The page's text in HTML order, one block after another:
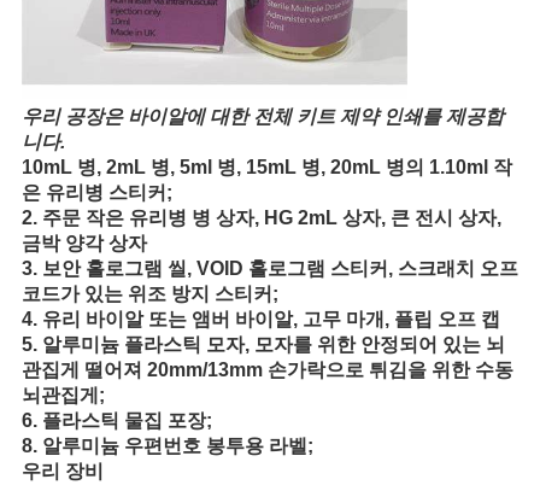
우리 공장은 바이알에 대한 전체 키트 제약 인쇄를 제공합
니다.
10mL 병, 2mL 병, 5ml 병, 15mL 병, 20mL 병의 1.10ml 작
은 유리병 스티커;
2. 주문 작은 유리병 병 상자, HG 2mL 상자, 큰 전시 상자,
금박 양각 상자
3. 보안 홀로그램 씰, VOID 홀로그램 스티커, 스크래치 오프
코드가 있는 위조 방지 스티커;
4. 유리 바이알 또는 앰버 바이알, 고무 마개, 플립 오프 캡
5. 알루미늄 플라스틱 모자, 모자를 위한 안정되어 있는 뇌
관집게 떨어져 20mm/13mm 손가락으로 튀김을 위한 수동
뇌관집게;
6. 플라스틱 물집 포장;
8. 알루미늄 우편번호 봉투용 라벨;
우리 장비